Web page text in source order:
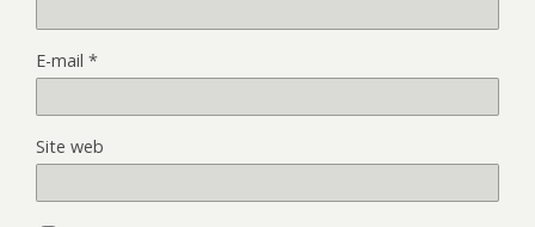
E-mail *
Site web